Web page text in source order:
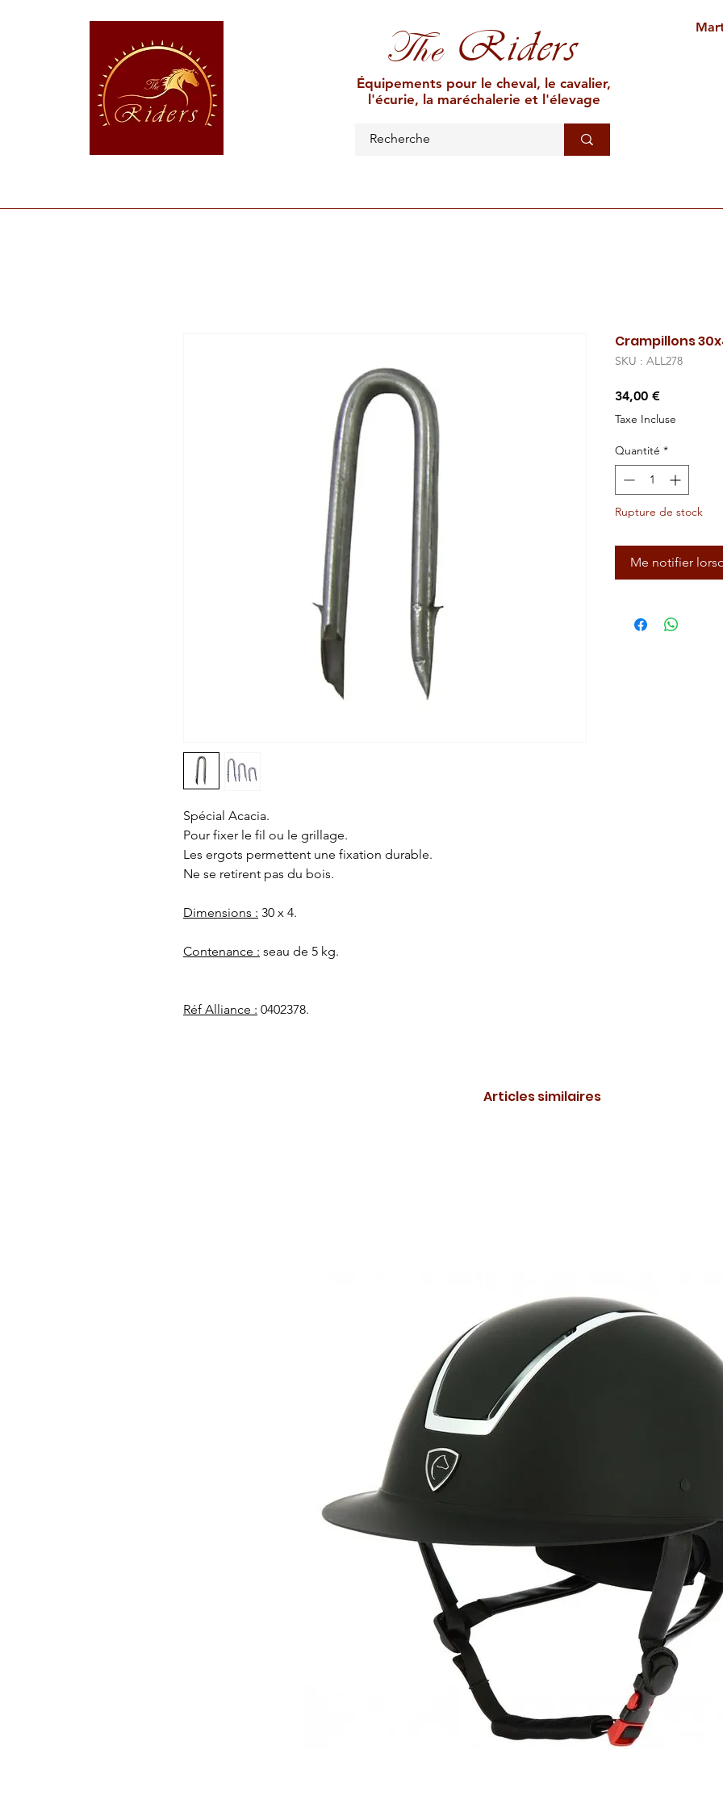
TheRiders
Équipements pour le cheval, le cavalier,
l'écurie, la maréchalerie et l'élevage
Spécial Acacia.
Pour fixer le fil ou le grillage.
Les ergots permettent une fixation durable.
Ne se retirent pas du bois.
Dimensions : 30 x 4.
Contenance : seau de 5 kg.
Réf Alliance : 0402378.
Crampillons
SKU : ALL278
34,00 €Prix
Taxe Incluse
Quantité *
Rupture de stock
Me notifier
Articles similaires